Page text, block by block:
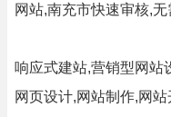
网站,南充市快速审核,
响应式建站,营销型网站
网页设计,网站制作,网站